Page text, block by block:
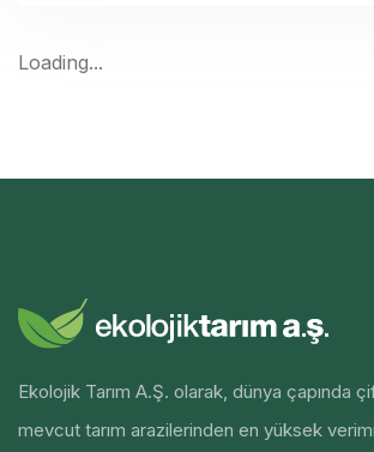
Loading...
Ekolojik Tarım A.Ş. olarak, dünya çapında
mevcut tarım arazilerinden en yüksek